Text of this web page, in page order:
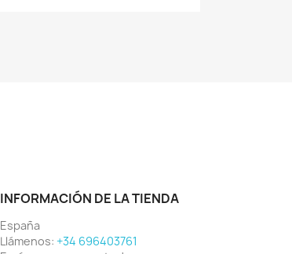
INFORMACIÓN DE LA TIENDA
España
Llámenos: +34 696403761